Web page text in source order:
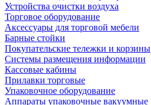
Устройства очистки воздуха
Торговое оборудование
Аксессуары для торговой мебели
Барные стойки
Покупательские тележки и корзины
Системы размещения информации
Кассовые кабины
Прилавки торговые
Упаковочное оборудование
Аппараты упаковочные вакуумные